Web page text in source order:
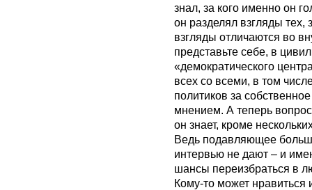
знал, за кого именно он
он разделял взгляды тех,
взгляды отличаются во
представьте себе, в
«демократического
всех со всеми, в том
политиков за
мнением. А теперь
он знает, кроме
Ведь подавляющее
интервью не дают – и
шансы переизбраться в
Кому-то может